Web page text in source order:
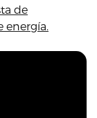
de
energía.